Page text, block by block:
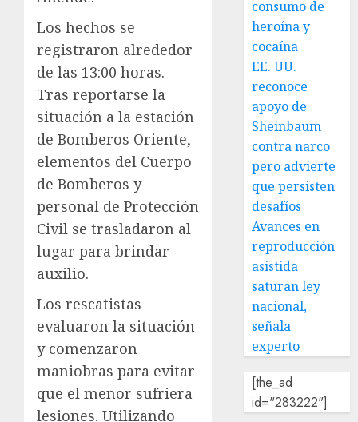
Los hechos se
registraron alrededor
de las 13:00 horas.
Tras reportarse la
situación a la estación
de Bomberos Oriente,
elementos del Cuerpo
de Bomberos y
personal de Protección
Civil se trasladaron al
lugar para brindar
auxilio.
Los rescatistas
evaluaron la situación
y comenzaron
maniobras para evitar
que el menor sufriera
lesiones. Utilizando
consumo de
heroína y
cocaína
EE. UU.
reconoce
apoyo de
Sheinbaum
contra narco
pero advierte
que persisten
desafíos
Avances en
reproducción
asistida
saturan ley
nacional,
señala
experto
[the_ad
id="283222"]